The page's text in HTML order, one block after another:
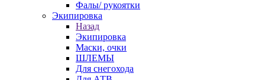
Фалы/ рукоятки
Экипировка
Назад
Экипировка
Маски, очки
ШЛЕМЫ
Для снегохода